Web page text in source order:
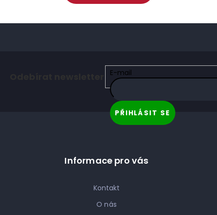
E-mail
PŘIHLÁSIT SE
Informace pro vás
Kontakt
O nás